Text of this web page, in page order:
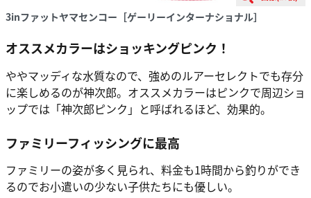
3inファットヤマセンコー［ゲーリーインターナショナル］
オススメカラーはショッキングピンク！
ややマッディな水質なので、強めのルアーセレクトでも存分
に楽しめるのが神次郎。オススメカラーはピンクで周辺ショ
ップでは「神次郎ピンク」と呼ばれるほど、効果的。
ファミリーフィッシングに最高
ファミリーの姿が多く見られ、料金も1時間から釣りができ
るのでお小遣いの少ない子供たちにも優しい。